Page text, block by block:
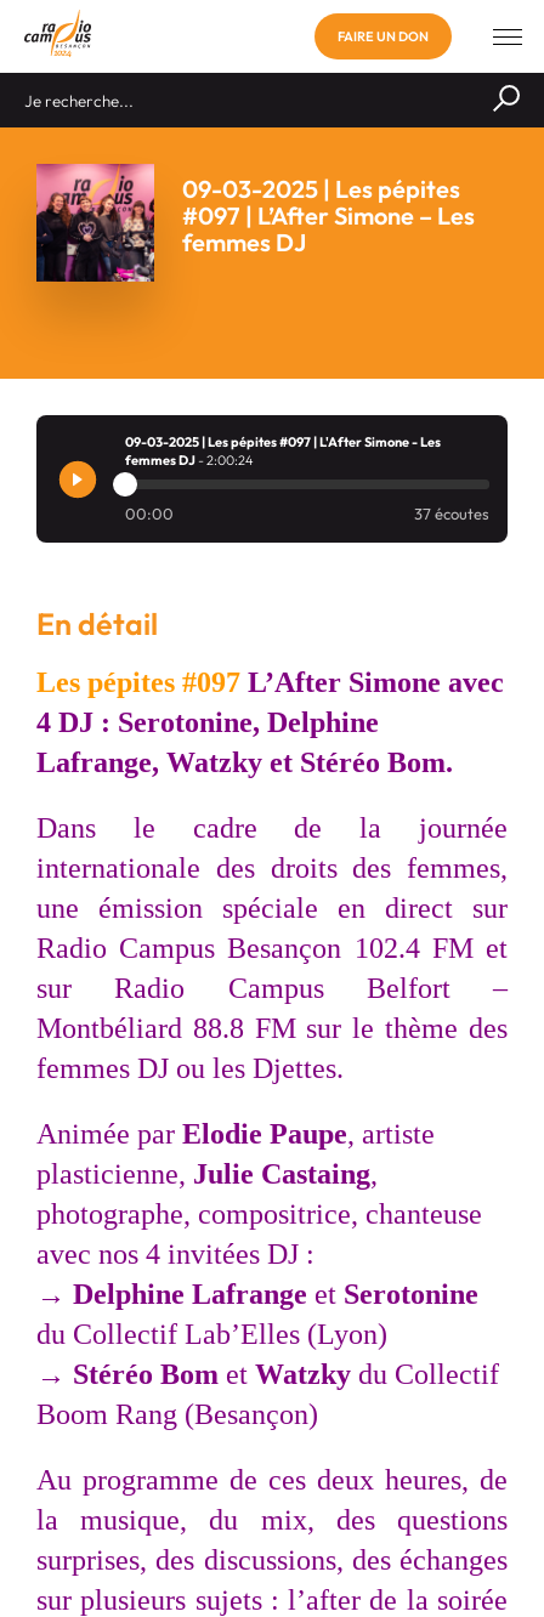
FAIRE UN DON
09-03-2025 | Les pépites
#097 | L’After Simone – Les
femmes DJ
09-03-2025 | Les pépites #097 | L'After Simone - Les
femmes DJ- 2:00:24
00:00 37 écoutes
En détail
Les pépites #097 L’After Simone avec
4 DJ : Serotonine, Delphine
Lafrange, Watzky et Stéréo Bom.
Dans le cadre de la journée
internationale des droits des femmes,
une émission spéciale en direct sur
Radio Campus Besançon 102.4 FM et
sur Radio Campus Belfort –
Montbéliard 88.8 FM sur le thème des
femmes DJ ou les Djettes.
Animée par Elodie Paupe, artiste
plasticienne, Julie Castaing,
photographe, compositrice, chanteuse
avec nos 4 invitées DJ :
→ Delphine Lafrange et Serotonine
du Collectif Lab’Elles (Lyon)
→ Stéréo Bom et Watzky du Collectif
Boom Rang (Besançon)
Au programme de ces deux heures, de
la musique, du mix, des questions
surprises, des discussions, des échanges
sur plusieurs sujets : l’after de la soirée